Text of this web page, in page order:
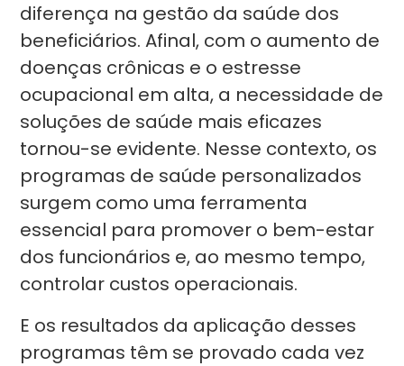
diferença na gestão da saúde dos
beneficiários. Afinal, com o aumento de
doenças crônicas e o estresse
ocupacional em alta, a necessidade de
soluções de saúde mais eficazes
tornou-se evidente. Nesse contexto, os
programas de saúde personalizados
surgem como uma ferramenta
essencial para promover o bem-estar
dos funcionários e, ao mesmo tempo,
controlar custos operacionais.
E os resultados da aplicação desses
programas têm se provado cada vez